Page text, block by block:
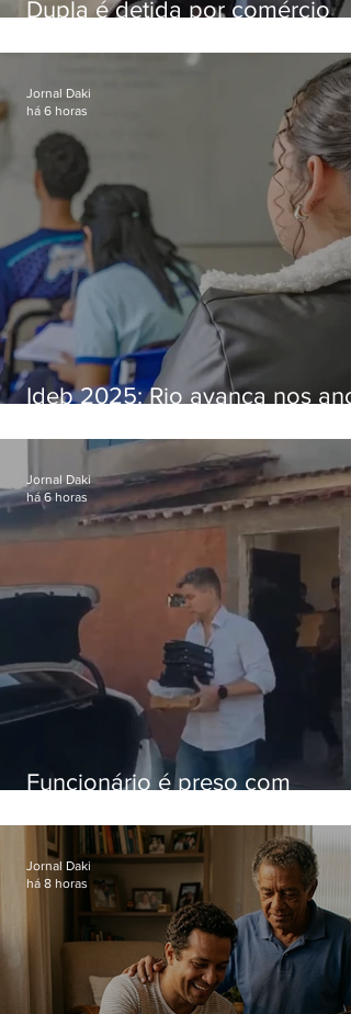
Dupla é detida por comércio
Bangu
Ideb 2025: Rio avança nos
nacional
Jornal Daki
há 6 horas
Funcionário é preso com
Hospital do Andaraí
Jornal Daki
há 6 horas
Jornal Daki
há 8 horas